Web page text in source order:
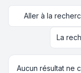
Aller à la
La
Aucun résultat ne